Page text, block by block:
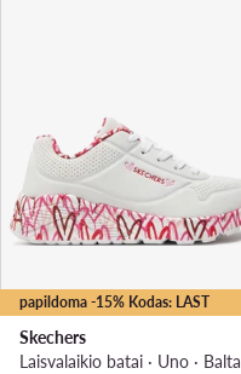
papildoma -15% Kodas: LAST
Skechers
Laisvalaikio batai · Uno · Balta